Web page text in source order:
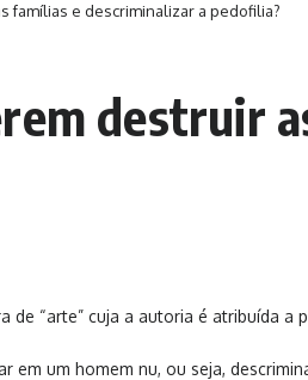
famílias e descriminalizar a pedofilia?
destruir
“arte” cuja a autoria é atribuída a
em um homem nu, ou seja,